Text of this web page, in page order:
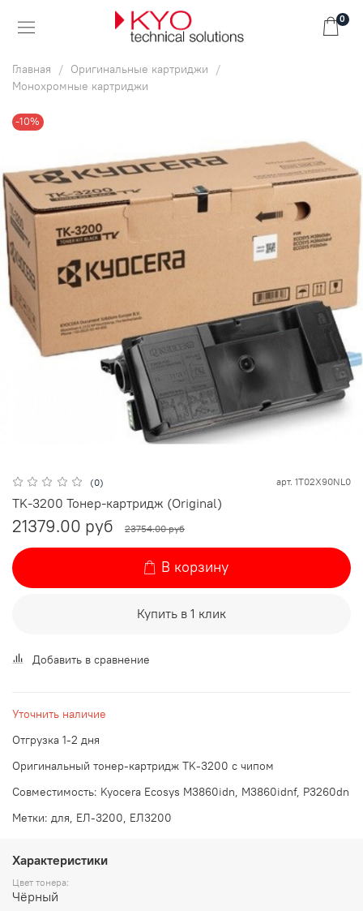
0
Главная
Оригинальные картриджи
Монохромные картриджи
-10%
(0) арт. 1T02X90NL0
TK-3200 Тонер-картридж (Original)
21379.00 руб 23754.00 руб
В корзину
Купить в 1 клик
Добавить в сравнение
Уточнить наличие
Отгрузка 1-2 дня
Оригинальный тонер-картридж TK-3200 с чипом
Совместимость: Kyocera Ecosys M3860idn, M3860idnf, P3260dn
Метки: для, ЕЛ-3200, ЕЛ3200
Характеристики
Цвет тонера:
Чёрный